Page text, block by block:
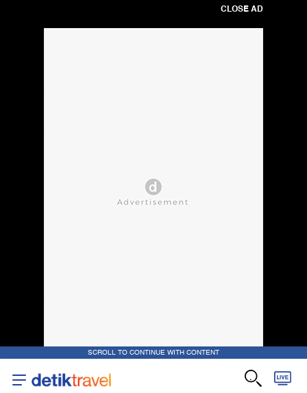
CLOSE AD
SCROLL TO CONTINUE WITH CONTENT